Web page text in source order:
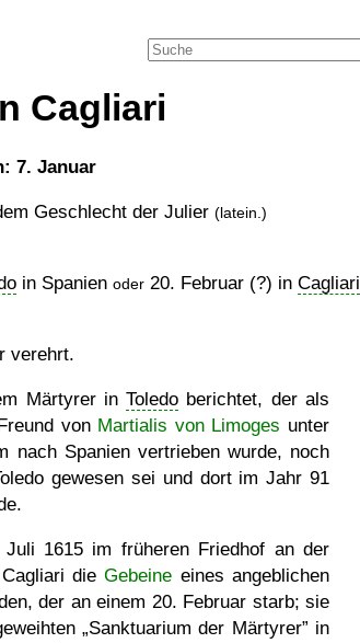
Cagliari
7. Januar
Geschlecht der Julier (latein.)
in Spanien oder 20. Februar (?) in Cagliari
verehrt.
Märtyrer inToledo berichtet, der als
von Martialis von Limoges unter
nach Spanien vertrieben wurde, noch
gewesen sei und dort im Jahr 91
1615 im früheren Friedhof an der
dieGebeine eines angeblichen
der an einem 20. Februar starb; sie
Sanktuarium der Märtyrer
in